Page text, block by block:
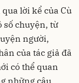
lời kể của Cù
số chuyện, từ
người,
của tác giả đã
có thể quan